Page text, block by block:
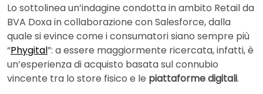
Lo sottolinea un’indagine condotta in ambito Retail da
BVA Doxa in collaborazione con Salesforce, dalla
quale si evince come i consumatori siano sempre più
“Phygital”: a essere maggiormente ricercata, infatti, è
un’esperienza di acquisto basata sul connubio
vincente tra lo store fisico e le piattaforme digitali.